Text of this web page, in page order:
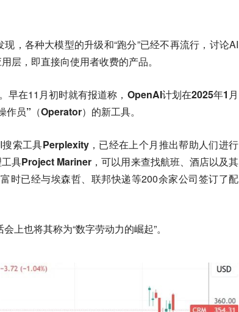
，各种大模型的升级和“跑分”已经不再流行，讨论AI
层，即直接向使用者收费的产品。
早在11月初时就有报道称， OpenAI计划在2025年1月
员”（Operator）的新工具。
索工具Perplexity，已经在上个月推出帮助人们进行
具Project Mariner ，可以用来查找航班、酒店以及其
时已经与埃森哲、联邦快递等200余家公司签订了配
上也将其称为“数字劳动力的崛起”。